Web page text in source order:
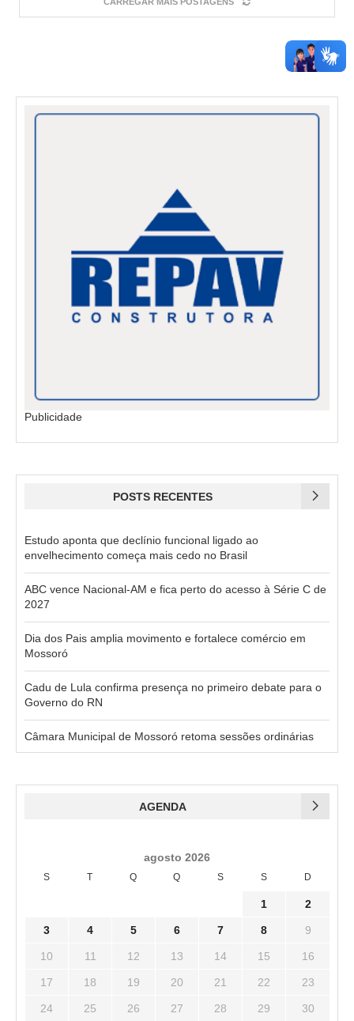
Publicidade
POSTS RECENTES
Estudo aponta que declínio funcional ligado ao
envelhecimento começa mais cedo no Brasil
ABC vence Nacional-AM e fica perto do acesso à Série C de
2027
Dia dos Pais amplia movimento e fortalece comércio em
Mossoró
Cadu de Lula confirma presença no primeiro debate para o
Governo do RN
Câmara Municipal de Mossoró retoma sessões ordinárias
AGENDA
agosto 2026
S T Q Q S S D
1 2
3 4 5 6 7 8 9
10 11 12 13 14 15 16
17 18 19 20 21 22 23
24 25 26 27 28 29 30